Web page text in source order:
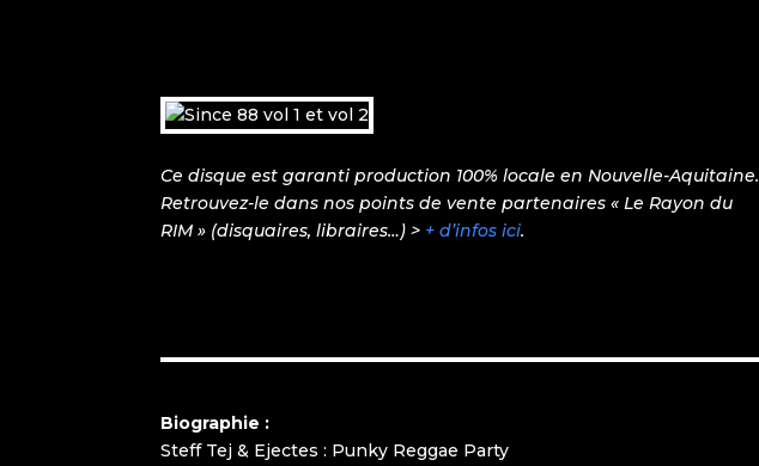
Ce disque est garanti production 100% locale en Nouvelle-Aquitaine.
Retrouvez-le dans nos points de vente partenaires « Le Rayon du
RIM » (disquaires, libraires…) > + d’infos ici.
Biographie :
Steff Tej & Ejectes : Punky Reggae Party